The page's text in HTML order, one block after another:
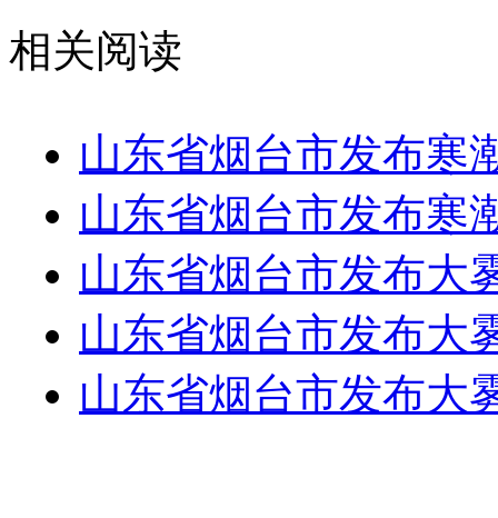
相关阅读
山东省烟台市发布寒
山东省烟台市发布寒
山东省烟台市发布大
山东省烟台市发布大
山东省烟台市发布大